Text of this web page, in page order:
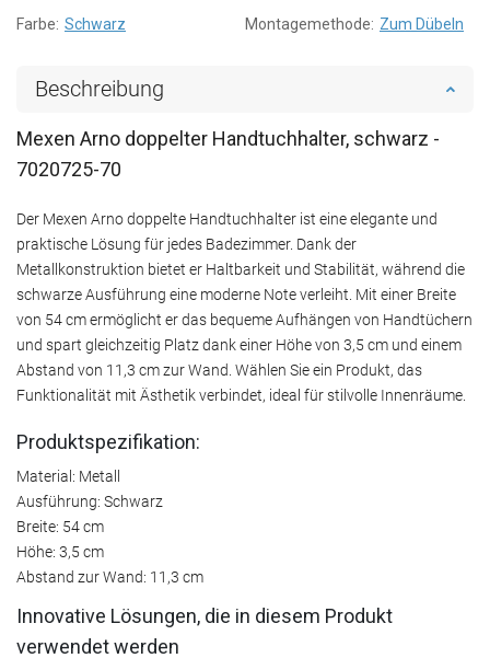
Farbe: Schwarz Montagemethode: Zum Dübeln
Beschreibung
Mexen Arno doppelter Handtuchhalter, schwarz -
7020725-70
Der Mexen Arno doppelte Handtuchhalter ist eine elegante und
praktische Lösung für jedes Badezimmer. Dank der
Metallkonstruktion bietet er Haltbarkeit und Stabilität, während die
schwarze Ausführung eine moderne Note verleiht. Mit einer Breite
von 54 cm ermöglicht er das bequeme Aufhängen von Handtüchern
und spart gleichzeitig Platz dank einer Höhe von 3,5 cm und einem
Abstand von 11,3 cm zur Wand. Wählen Sie ein Produkt, das
Funktionalität mit Ästhetik verbindet, ideal für stilvolle Innenräume.
Produktspezifikation:
Material: Metall
Ausführung: Schwarz
Breite: 54 cm
Höhe: 3,5 cm
Abstand zur Wand: 11,3 cm
Innovative Lösungen, die in diesem Produkt
verwendet werden